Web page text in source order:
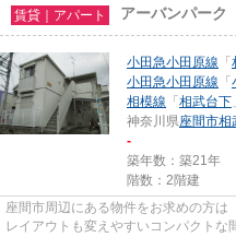
賃貸｜アパート アーバンパーク
小田急小田原線 「
小田急小田原線 「
相模線 「 相武台下
神奈川県座間市相
-
築年数：築21年
階数：2階建
座間市周辺にある物件をお求めの方は
レイアウトも変えやすいコンパクト